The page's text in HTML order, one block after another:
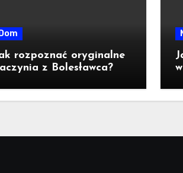
Dom
rozpoznać oryginalne
z Bolesławca?